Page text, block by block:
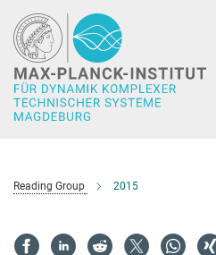
Hauptinhalt
Reading Group 2015